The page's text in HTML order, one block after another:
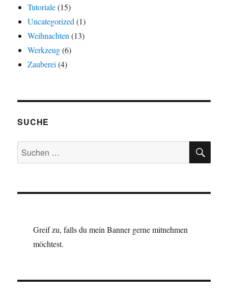
Tutoriale(15)
Uncategorized(1)
Weihnachten(13)
Werkzeug(6)
Zauberei(4)
SUCHE
Suchen
nach:
Greif zu, falls du mein Banner gerne mitnehmen
möchtest.